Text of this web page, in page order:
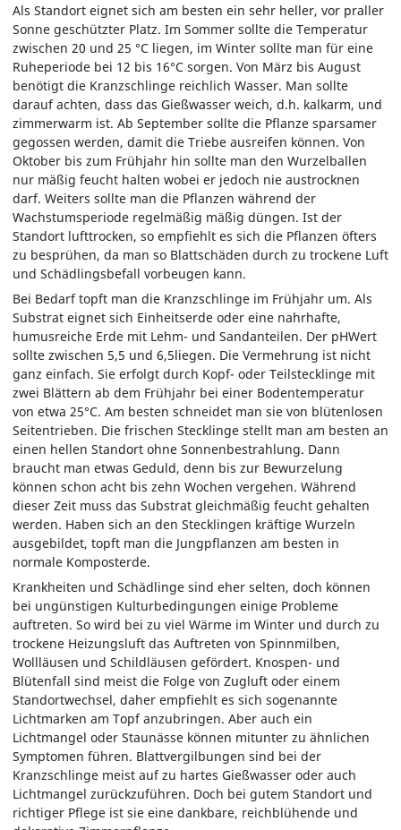
Als Standort eignet sich am besten ein sehr heller, vor praller
Sonne geschützter Platz. Im Sommer sollte die Temperatur
zwischen 20 und 25 °C liegen, im Winter sollte man für eine
Ruheperiode bei 12 bis 16°C sorgen. Von März bis August
benötigt die Kranzschlinge reichlich Wasser. Man sollte
darauf achten, dass das Gießwasser weich, d.h. kalkarm, und
zimmerwarm ist. Ab September sollte die Pflanze sparsamer
gegossen werden, damit die Triebe ausreifen können. Von
Oktober bis zum Frühjahr hin sollte man den Wurzelballen
nur mäßig feucht halten wobei er jedoch nie austrocknen
darf. Weiters sollte man die Pflanzen während der
Wachstumsperiode regelmäßig mäßig düngen. Ist der
Standort lufttrocken, so empfiehlt es sich die Pflanzen öfters
zu besprühen, da man so Blattschäden durch zu trockene Luft
und Schädlingsbefall vorbeugen kann.
Bei Bedarf topft man die Kranzschlinge im Frühjahr um. Als
Substrat eignet sich Einheitserde oder eine nahrhafte,
humusreiche Erde mit Lehm- und Sandanteilen. Der pHWert
sollte zwischen 5,5 und 6,5liegen. Die Vermehrung ist nicht
ganz einfach. Sie erfolgt durch Kopf- oder Teilstecklinge mit
zwei Blättern ab dem Frühjahr bei einer Bodentemperatur
von etwa 25°C. Am besten schneidet man sie von blütenlosen
Seitentrieben. Die frischen Stecklinge stellt man am besten an
einen hellen Standort ohne Sonnenbestrahlung. Dann
braucht man etwas Geduld, denn bis zur Bewurzelung
können schon acht bis zehn Wochen vergehen. Während
dieser Zeit muss das Substrat gleichmäßig feucht gehalten
werden. Haben sich an den Stecklingen kräftige Wurzeln
ausgebildet, topft man die Jungpflanzen am besten in
normale Komposterde.
Krankheiten und Schädlinge sind eher selten, doch können
bei ungünstigen Kulturbedingungen einige Probleme
auftreten. So wird bei zu viel Wärme im Winter und durch zu
trockene Heizungsluft das Auftreten von Spinnmilben,
Wollläusen und Schildläusen gefördert. Knospen- und
Blütenfall sind meist die Folge von Zugluft oder einem
Standortwechsel, daher empfiehlt es sich sogenannte
Lichtmarken am Topf anzubringen. Aber auch ein
Lichtmangel oder Staunässe können mitunter zu ähnlichen
Symptomen führen. Blattvergilbungen sind bei der
Kranzschlinge meist auf zu hartes Gießwasser oder auch
Lichtmangel zurückzuführen. Doch bei gutem Standort und
richtiger Pflege ist sie eine dankbare, reichblühende und